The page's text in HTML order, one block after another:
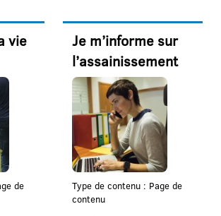
vie
de
Je m’informe sur
l’assainissement
Type de contenu : Page de
contenu